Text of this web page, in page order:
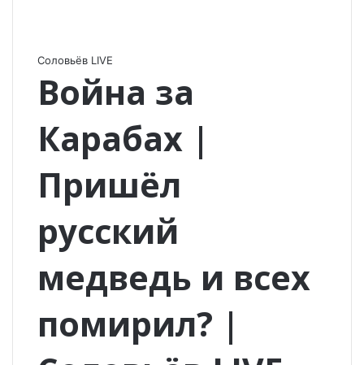
Соловьёв LIVE
Война за
Карабах |
Пришёл
русский
медведь и всех
помирил? |